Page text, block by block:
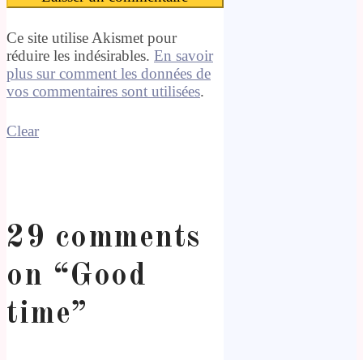
Ce site utilise Akismet pour
réduire les indésirables. En savoir
plus sur comment les données de
vos commentaires sont utilisées.
Clear
29 comments
on “Good
time”